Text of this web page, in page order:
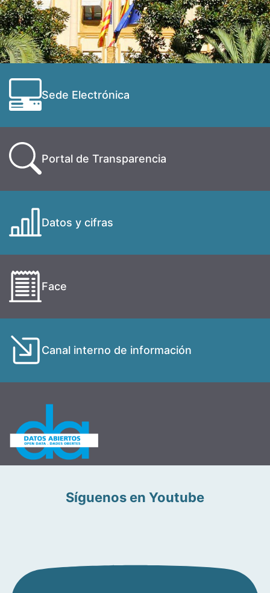
Sede Electrónica
Portal de Transparencia
Datos y cifras
Face
Canal interno de información
Síguenos en Youtube